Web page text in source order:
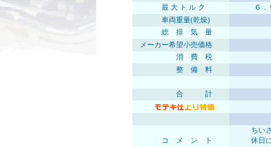
最 大 ト ル ク
６
車両重量(乾燥)
総 排 気 量
メーカー希望小売価格
消 費 税
整 備 料
合 計
コ メ ン ト
ちいさな
休日に子